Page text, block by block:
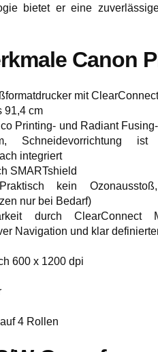
bietet er eine
Canon
mit
91,4 cm
Printing- und Radiant
integriert
SMARTshield
kein
nur bei Bedarf)
durch ClearConnect
Navigation und klar
600 x 1200 dpi
4 Rollen